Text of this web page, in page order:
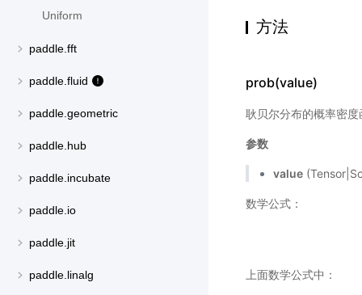
Uniform
paddle.fft
paddle.fluid
paddle.geometric
paddle.hub
paddle.incubate
paddle.io
paddle.jit
paddle.linalg
方法
prob(value)
耿贝尔分布的概率密度
参数
value
数学公式：
上面数学公式中：